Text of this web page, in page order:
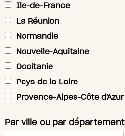
Ile-de-France
La Réunion
Normandie
Nouvelle-Aquitaine
Occitanie
Pays de la Loire
Provence-Alpes-Côte d'Azur
Par ville ou par département